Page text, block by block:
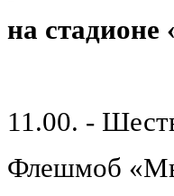
на
11.00. -
Флешмоб